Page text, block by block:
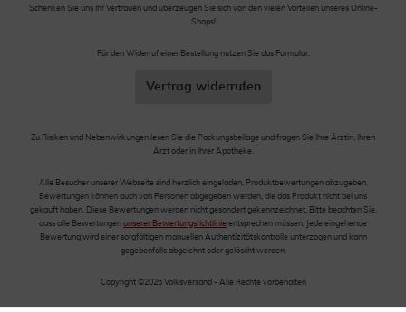
Schenken Sie uns Ihr Vertrauen und überzeugen Sie sich von den vielen Vorteilen unseres Online-
Shops!
Für den Widerruf einer Bestellung nutzen Sie das Formular:
Vertrag widerrufen
Zu Risiken und Nebenwirkungen lesen Sie die Packungsbeilage und fragen Sie Ihre Ärztin, Ihren
Arzt oder in Ihrer Apotheke.
Alle Besucher unserer Webseite sind herzlich eingeladen, Produktbewertungen abzugeben.
Bewertungen können auch von Personen abgegeben werden, die das Produkt nicht bei uns
gekauft haben. Diese Bewertungen werden nicht gesondert gekennzeichnet. Bitte beachten Sie,
dass alle Bewertungen unserer Bewertungsrichtlinie entsprechen müssen. Jede eingehende
Bewertung wird einer sorgfältigen manuellen Authentizitätskontrolle unterzogen und kann
gegebenfalls abgelehnt oder gelöscht werden.
Copyright ©2026 Volksversand - Alle Rechte vorbehalten